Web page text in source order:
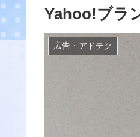
Yahoo!ブラ
広告・アドテク